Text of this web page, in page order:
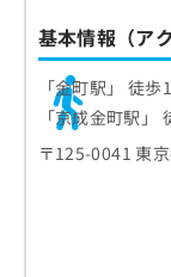
基本情報（ア
「金町駅」 徒歩
「京成金町駅」
〒125-0041 東